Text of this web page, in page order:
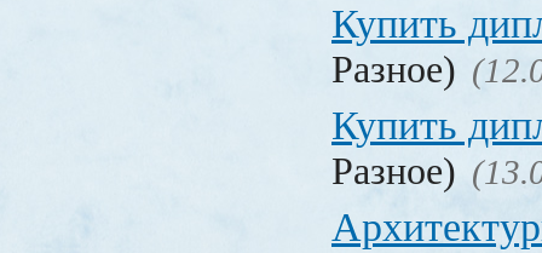
Купить
Разное)
Купить
Разное)